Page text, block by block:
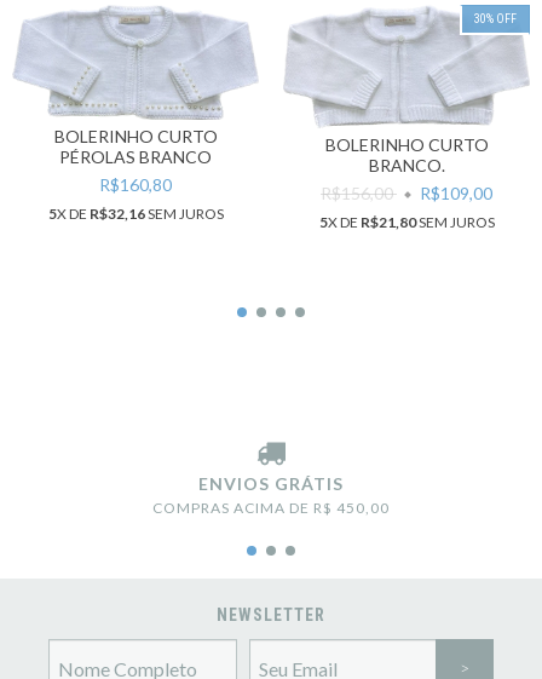
BOLERINHO CURTO
PÉROLAS BRANCO
R$160,80
5X DE R$32,16SEM JUROS
30% OFF
BOLERINHO CURTO
BRANCO.
R$156,00
R$109,00
5X DE R$21,80SEM JUROS
ENVIOS GRÁTIS
COMPRAS ACIMA DE R$ 450,00
NEWSLETTER